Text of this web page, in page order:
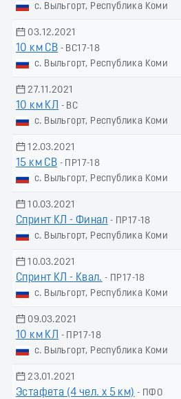
с. Выльгорт, Республика Коми
03.12.2021
10 км СВ - ВС17-18
с. Выльгорт, Республика Коми
27.11.2021
10 км КЛ
- ВС
с. Выльгорт, Республика Коми
12.03.2021
15 км СВ - ПР17-18
с. Выльгорт, Республика Коми
10.03.2021
Спринт КЛ - Финал - ПР17-18
с. Выльгорт, Республика Коми
10.03.2021
Спринт КЛ - Квал. - ПР17-18
с. Выльгорт, Республика Коми
09.03.2021
10 км КЛ
- ПР17-18
с. Выльгорт, Республика Коми
23.01.2021
Эстафета (4 чел. х 5 км) - ПФО